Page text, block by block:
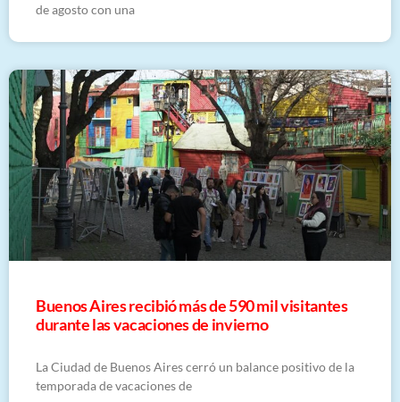
de agosto con una
Buenos Aires recibió más de 590 mil visitantes
durante las vacaciones de invierno
La Ciudad de Buenos Aires cerró un balance positivo de la
temporada de vacaciones de